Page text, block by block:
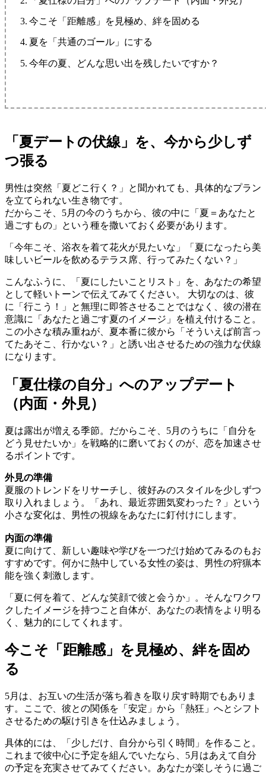
今こそ「距離感」を見極め、絆を固める
夏を「共通のゴール」にする
今年の夏、どんな思い出を残したいですか？
「夏デートの伏線」を、今から少しず
つ張る
男性は突然「夏どこ行く？」と聞かれても、具体的なプラン
を立てられない生き物です。
だからこそ、5月の今のうちから、彼の中に「夏＝あなたと
過ごすもの」という種を撒いておく必要があります。
「今年こそ、浴衣を着て花火が見たいな」「夏になったら美
味しいビールを飲めるテラス席、行ってみたくない？」
こんなふうに、「夏にしたいことリスト」を、あなたの希望
として軽いトーンで伝えてみてください。 大切なのは、彼
に「行こう！」と無理に即答させることではなく、彼の潜在
意識に「あなたと過ごす夏のイメージ」を植え付けること。
この小さな積み重ねが、夏本番に彼から「そういえば前言っ
てたあそこ、行かない？」と誘い出させるための強力な伏線
になります。
「夏仕様の自分」へのアップデート
（内面・外見）
夏は露出が増える季節。だからこそ、5月のうちに「自分を
どう見せたいか」を戦略的に磨いておくのが、恋を加速させ
るポイントです。
外見の準備
夏服のトレンドをリサーチし、彼好みのスタイルを少しずつ
取り入れましょう。「あれ、最近雰囲気変わった？」という
小さな変化は、男性の視線をあなたに釘付けにします。
内面の準備
夏に向けて、新しい趣味や学びを一つだけ始めてみるのもお
すすめです。何かに熱中している女性の姿は、男性の狩猟本
能を強く刺激します。
「夏に何を着て、どんな笑顔で彼と会うか」。そんなワクワ
クしたイメージを持つこと自体が、あなたの表情をより明る
く、魅力的にしてくれます。
今こそ「距離感」を見極め、絆を固め
る
5月は、お互いの生活が落ち着きを取り戻す時期でもありま
す。ここで、彼との関係を「安定」から「熱狂」へとシフト
させるための駆け引きを仕込みましょう。
具体的には、「少しだけ、自分から引く時間」を作ること。
これまで彼中心に予定を組んでいたなら、5月はあえて自分
の予定を充実させてみてください。あなたが楽しそうに過ご